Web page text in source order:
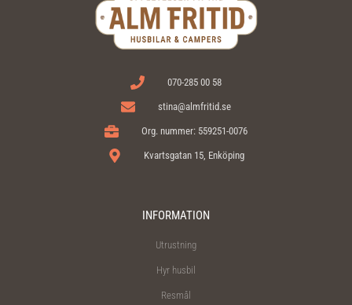
070-285 00 58
stina@almfritid.se
Org. nummer: 559251-0076
Kvartsgatan 15, Enköping
INFORMATION
Utrustning
Hyr husbil
Resmål